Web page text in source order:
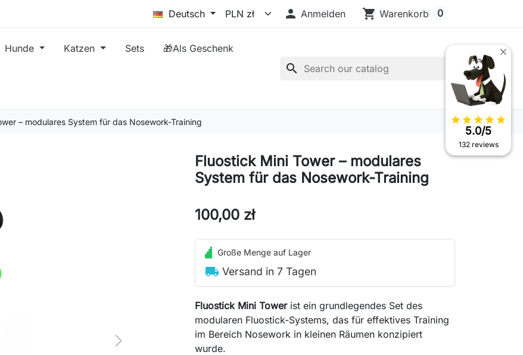
Deutsch  Anmelden shopping_cart Warenkorb 0
Hunde Katzen Sets 🎁Als Geschenk
search
– modulares System für das Nosework-Training
Next
Fluostick Mini Tower – modulares
System für das Nosework-Training
100,00 zł
Große Menge auf Lager
local_shipping Versand in 7 Tagen
Fluostick Mini Towerist ein grundlegendes Set des
modularen Fluostick-Systems, das für effektives Training
im Bereich Nosework in kleinen Räumen konzipiert
wurde.
star star star star star
5.0/5
132 reviews